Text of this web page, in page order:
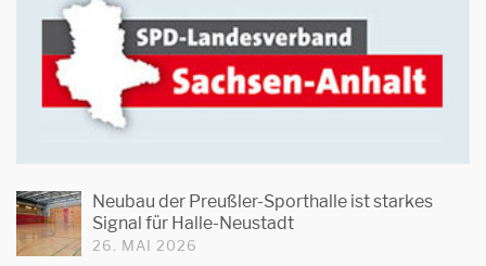
Neubau der Preußler-Sporthalle ist starkes
Signal für Halle-Neustadt
26. MAI 2026